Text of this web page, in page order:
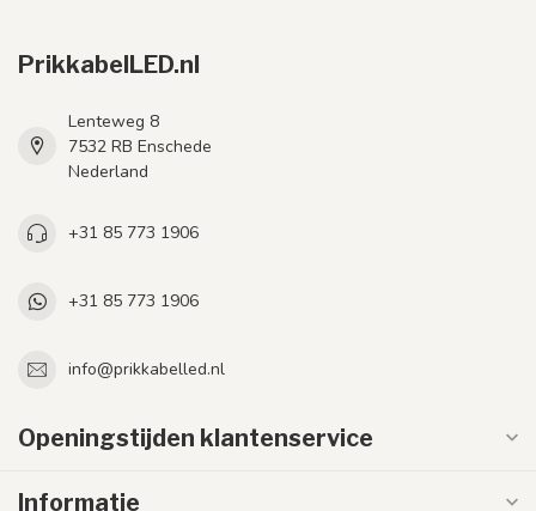
PrikkabelLED.nl
Lenteweg 8
7532 RB Enschede
Nederland
+31 85 773 1906
+31 85 773 1906
info@prikkabelled.nl
Openingstijden klantenservice
Informatie